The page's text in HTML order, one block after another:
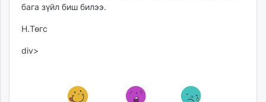
бага зүйл биш билээ.
Н.Төгс
div>